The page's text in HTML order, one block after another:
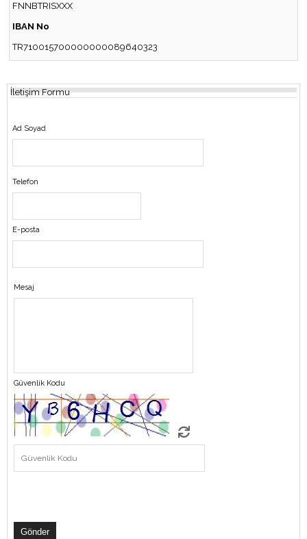
FNNBTRISXXX
IBAN No
TR710015700000000089640323
İletişim Formu
Ad Soyad
Telefon
E-posta
Mesaj
Güvenlik Kodu